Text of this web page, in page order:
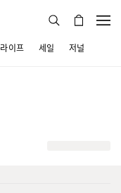
라이프 세일 저널